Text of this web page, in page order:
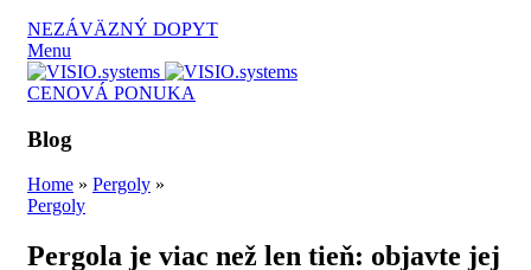
NEZÁVÄZNÝ DOPYT
Menu
CENOVÁ PONUKA
Blog
Home » Pergoly »
Pergoly
Pergola je viac než len tieň: objavte jej